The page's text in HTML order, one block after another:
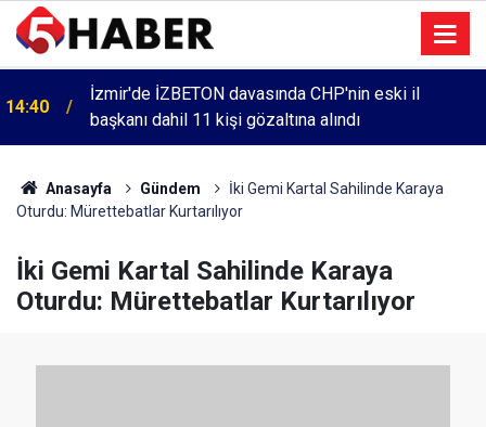
14:40
İzmir'de İZBETON davasında CHP'nin eski il
başkanı dahil 11 kişi gözaltına alındı
Anasayfa Gündem
İki Gemi Kartal Sahilinde Karaya
Oturdu: Mürettebatlar Kurtarılıyor
İki Gemi Kartal Sahilinde Karaya
Oturdu: Mürettebatlar Kurtarılıyor